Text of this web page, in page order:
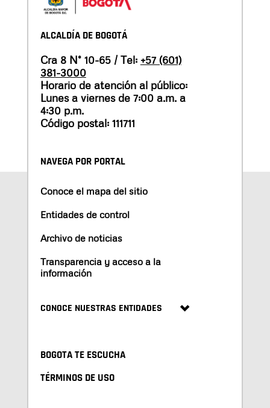
ALCALDÍA DE BOGOTÁ
Cra 8 N° 10-65 / Tel: +57 (601)
381-3000
Horario de atención al público:
Lunes a viernes de 7:00 a.m. a
4:30 p.m.
Código postal: 111711
NAVEGA POR PORTAL
Conoce el mapa del sitio
Entidades de control
Archivo de noticias
Transparencia y acceso a la
información
CONOCE NUESTRAS ENTIDADES
BOGOTA TE ESCUCHA
TÉRMINOS DE USO